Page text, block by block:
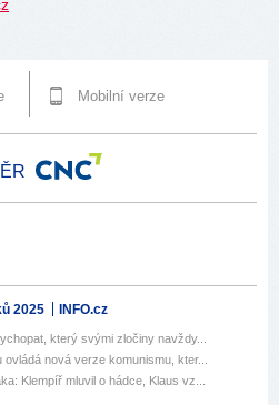
Mobilní verze
2025 INFO.cz
který svými zločiny navždy...
ovládá nová verze komunismu, kter...
Klempíř mluvil o hádce, Klaus vz...